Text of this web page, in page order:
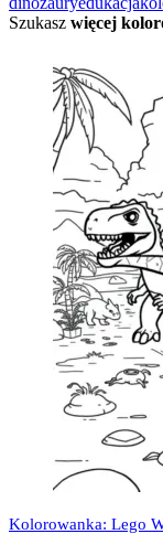
Szukasz więcej
Kolorowanka: Lego